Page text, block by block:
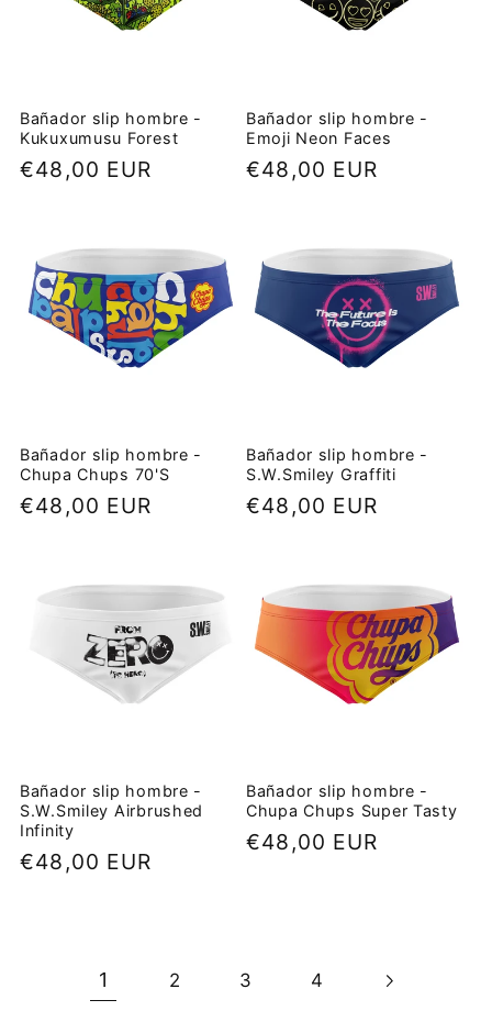
Bañador slip hombre -
Kukuxumusu Forest
Precio
€48,00 EUR
Bañador slip hombre -
Emoji Neon Faces
Precio
€48,00 EUR
Bañador slip hombre -
Chupa Chups 70'S
Precio
€48,00 EUR
Bañador slip hombre -
S.W.Smiley Graffiti
Precio
€48,00 EUR
Bañador slip hombre -
S.W.Smiley Airbrushed
Infinity
Precio
€48,00 EUR
Bañador slip hombre -
Chupa Chups Super Tasty
Precio
€48,00 EUR
1 2 3 4